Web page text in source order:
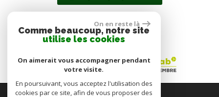
On en reste là
Comme beaucoup, notre site
utilise les cookies
On aimerait vous accompagner pendant
votre visite.
En poursuivant, vous acceptez l'utilisation des
cookies par ce site, afin de vous proposer des